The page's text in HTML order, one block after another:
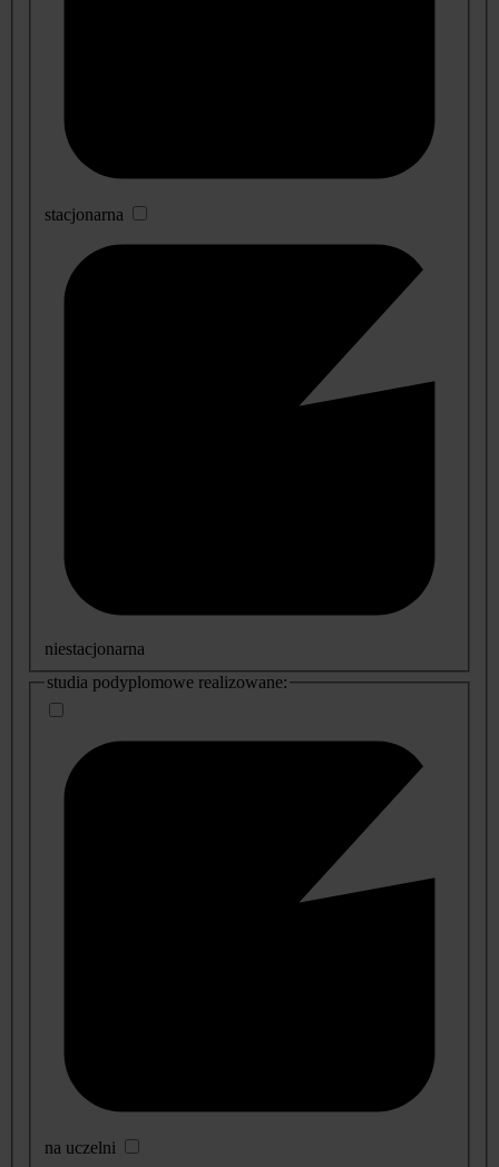
stacjonarna
niestacjonarna
studia podyplomowe realizowane:
na uczelni